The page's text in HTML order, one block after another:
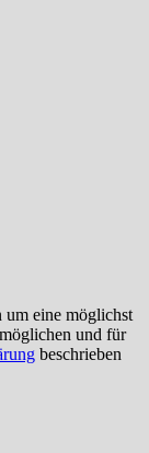
um eine möglichst
und für
beschrieben